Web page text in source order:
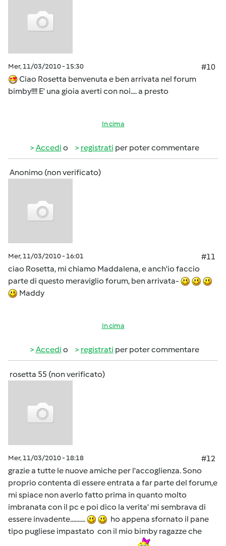
Mer, 11/03/2010 - 15:30
#10
Ciao Rosetta benvenuta e ben arrivata nel forum
bimby!!!! E' una gioia averti con noi.... a presto
In cima
Accedi o registrati per poter commentare
Anonimo (non verificato)
Mer, 11/03/2010 - 16:01
#11
ciao Rosetta, mi chiamo Maddalena, e anch'io faccio
parte di questo meraviglio forum, ben arrivata-
Maddy
In cima
Accedi o registrati per poter commentare
rosetta 55 (non verificato)
Mer, 11/03/2010 - 18:18
#12
grazie a tutte le nuove amiche per l'accoglienza. Sono
proprio contenta di essere entrata a far parte del forum,e
mi spiace non averlo fatto prima in quanto molto
imbranata con il pc e poi dico la verita' mi sembrava di
essere invadente..........
ho appena sfornato il pane
tipo pugliese impastato con il mio bimby ragazze che